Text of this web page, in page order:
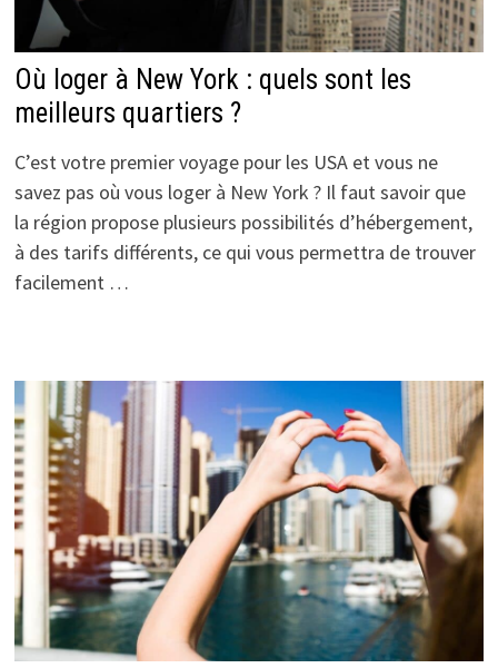
Où loger à New York : quels sont les
meilleurs quartiers ?
C’est votre premier voyage pour les USA et vous ne
savez pas où vous loger à New York ? Il faut savoir que
la région propose plusieurs possibilités d’hébergement,
à des tarifs différents, ce qui vous permettra de trouver
facilement …